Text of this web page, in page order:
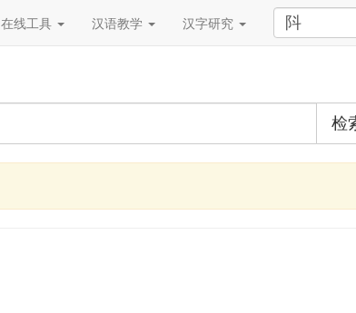
在线工具 汉语教学 汉字研究
检